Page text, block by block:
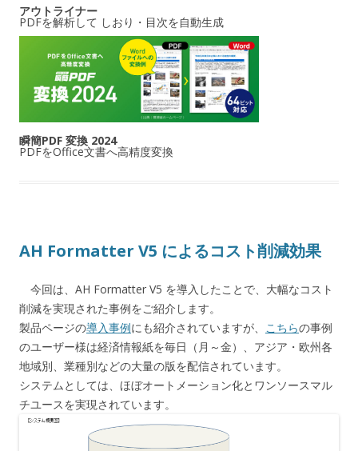
アウトライナー
PDFを解析して しおり・目次を自動生成
瞬簡PDF 変換 2024
PDFをOffice文書へ高精度変換
AH Formatter V5 によるコスト削減効果
今回は、AH Formatter V5 を導入したことで、大幅なコスト
削減を実現された事例をご紹介します。
製品ページの導入事例にも紹介されていますが、 こちらの事例
のユーザー様は経済情報紙を毎日（月～金）、アジア・欧州各
地域別、業種別などの大量の版を配信されています。
システムとしては、ほぼオートメーション化とワンソースマル
チユースを実現されています。